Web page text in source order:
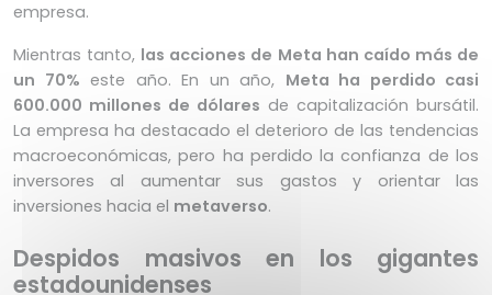
empresa.
Mientras tanto, las acciones de Meta han caído más de
un 70% este año. En un año, Meta ha perdido casi
600.000 millones de dólares de capitalización bursátil.
La empresa ha destacado el deterioro de las tendencias
macroeconómicas, pero ha perdido la confianza de los
inversores al aumentar sus gastos y orientar las
inversiones hacia el metaverso.
Despidos masivos en los gigantes
estadounidenses